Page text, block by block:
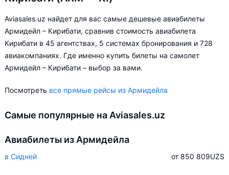
Aviasales.uz найдет для вас самые дешевые авиабилеты
Армидейл – Кирибати, сравнив стоимость авиабилета
Кирибати в 45 агентствах, 5 системах бронирования и 728
авиакомпаниях. Где именно купить билеты на самолет
Армидейл – Кирибати – выбор за вами.
Посмотреть все прямые рейсы из Армидейла
Самые популярные на Aviasales.uz
Авиабилеты из Армидейла
в Сидней от 850 809UZS